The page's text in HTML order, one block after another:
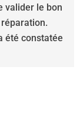
valider le bon
été constatée